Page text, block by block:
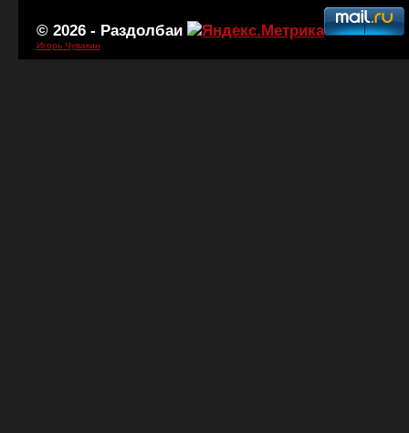
© 2026 - Раздолбаи
Игорь Чувакин